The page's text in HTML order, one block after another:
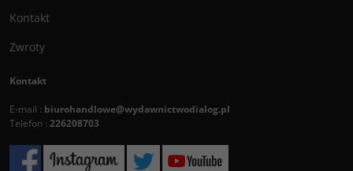
Kontakt
Zwroty
Kontakt
E-mail : biurohandlowe@wydawnictwodialog.pl
Telefon : 226208703